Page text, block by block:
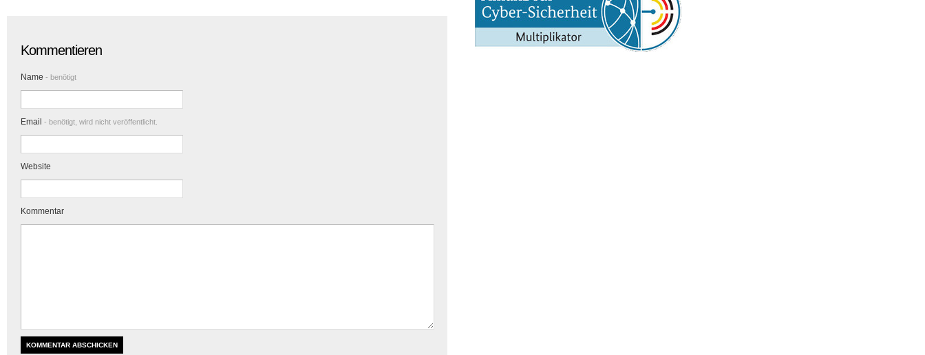
Kommentieren
Name - benötigt
Email - benötigt, wird nicht veröffentlicht.
Website
Kommentar